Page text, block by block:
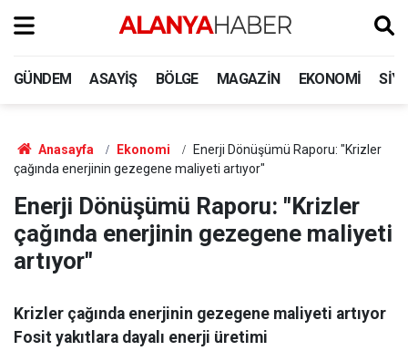
GÜNDEM ASAYIŞ BÖLGE MAGAZIN EKONOMI
Anasayfa Ekonomi
Enerji Dönüşümü Raporu: "Krizler
çağında enerjinin gezegene maliyeti artıyor"
Enerji Dönüşümü Raporu: "Krizler
çağında enerjinin gezegene maliyeti
artıyor"
Krizler çağında enerjinin gezegene maliyeti artıyor
Fosit yakıtlara dayalı enerji üretimi